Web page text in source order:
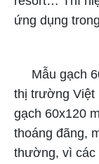
ứng dụng
Mẫu gạch
thị trường Việt
gạch 60x120
thoáng đãng,
thường, vì các